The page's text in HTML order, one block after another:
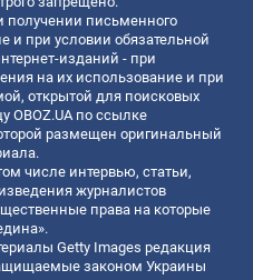
получении письменного
и при условии обязательной
изданий - при
на их использование и при
открытой для поисковых
OBOZ.UA по ссылке
размещен оригинальный
числе интервью, статьи,
журналистов
права на которые
Getty Images редакция
законом Украины